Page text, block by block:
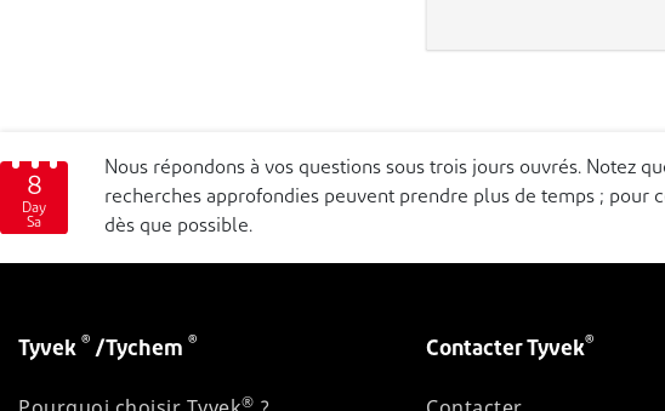
8
Day
Sa
Nous répondons à vos questions sous trois jours ouvrés. Notez
recherches approfondies peuvent prendre plus de temps ; pour
dès que possible.
Tyvek ® /Tychem ®
®
Contacter Tyvek®